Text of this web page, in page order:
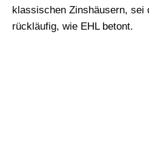
klassischen Zinshäusern, sei
rückläufig, wie EHL betont.